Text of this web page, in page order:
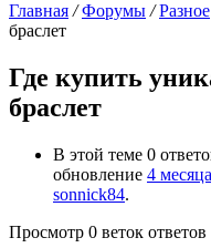
Главная / Форумы / Разное
браслет
Где купить
браслет
В этой теме 0
обновление 4
sonnick84.
Просмотр 0 веток ответов